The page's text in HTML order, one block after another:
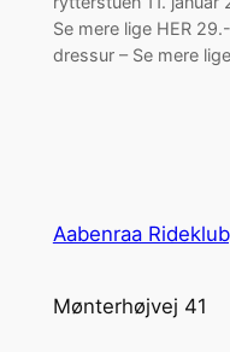
Se mere lige HER
dressur – Se mere
Aabenraa
Mønterhøjvej 41